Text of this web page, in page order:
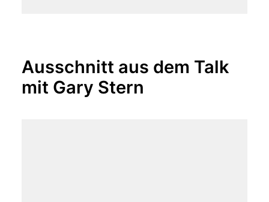
Ausschnitt aus dem Talk
mit Gary Stern